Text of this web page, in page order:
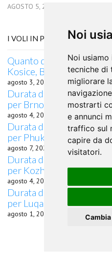
Noi
Noi
tecniche di
migliorare
mostrarti
e annunci
traffico sul
capire da
visitatori.
AGOSTO 5, 2026
I VOLI IN PARTENZA DA
Quanto dura il volo da
Kosice, Brasile
agosto 3, 2026
Durata del volo quanto
per Brno
agosto 4, 2026
Durata del volo Quanto
per Phuket
agosto 7, 2026
Durata del volo quanto
per Kozhikode
agosto 4, 2026
Durata del volo quanto
per Luqa
agosto 1, 2026